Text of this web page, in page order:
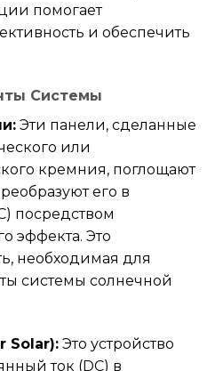
помогает
и обеспечить
Системы
Эти панели, сделанные
или
кремния, поглощают
его в
посредством
эффекта. Это
необходимая для
системы солнечной
Solar):Это устройство
ток (DC) в